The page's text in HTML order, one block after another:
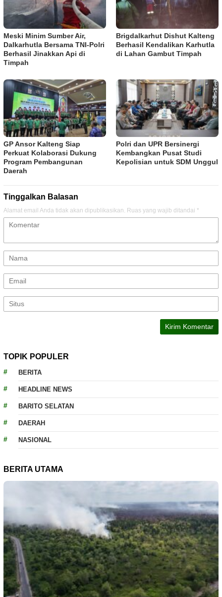
Meski Minim Sumber Air,
Dalkarhutla Bersama TNI-Polri
Berhasil Jinakkan Api di
Timpah
Brigdalkarhut Dishut Kalteng
Berhasil Kendalikan Karhutla
di Lahan Gambut Timpah
GP Ansor Kalteng Siap
Perkuat Kolaborasi Dukung
Program Pembangunan
Daerah
Polri dan UPR Bersinergi
Kembangkan Pusat Studi
Kepolisian untuk SDM Unggul
Tinggalkan Balasan
Alamat email Anda tidak akan dipublikasikan. Ruas yang wajib ditandai *
TOPIK POPULER
BERITA
HEADLINE NEWS
BARITO SELATAN
DAERAH
NASIONAL
BERITA UTAMA